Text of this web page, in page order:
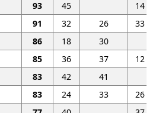
93 45
14
91 32 26
33
86 18
30
85 36 37
12
83 42
41
83 24 33
26